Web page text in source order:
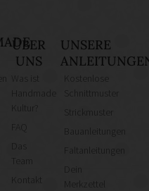
ÜBER
UNS
Was ist
Kultur?
Das
Team
Kontakt
UNSERE
Kostenlose
Schnittmuster
Strickmuster
Bauanleitungen
Faltanleitungen
Merkzettel